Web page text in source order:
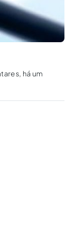
há um